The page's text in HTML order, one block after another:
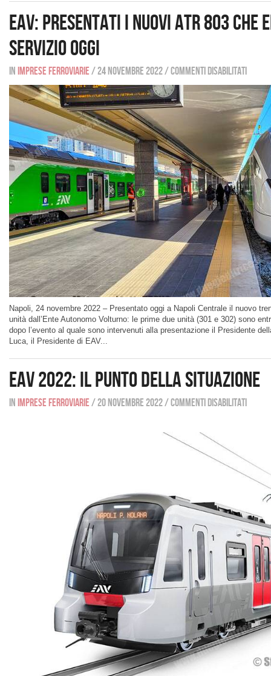
EAV: presentati i nuovi ATR 803
servizio oggi
InImprese ferroviarie/24 novembre 2022/Commenti disabilitati
Napoli, 24 novembre 2022 – Presentato oggi a Napoli Centrale il nuovo
unità dall’Ente Autonomo Volturno: le prime due unità (301 e 302) sono
dopo l’evento al quale sono intervenuti alla presentazione il Presidente
Luca, il Presidente di EAV...
EAV 2022: il punto della situazione
InImprese ferroviarie/20 novembre 2022/Commenti disabilitati